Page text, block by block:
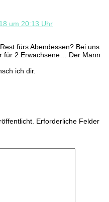
um 20:13 Uhr
fürs Abendessen? Bei uns
für 2 Erwachsene… Der Mann
ich dir.
Erforderliche Felder